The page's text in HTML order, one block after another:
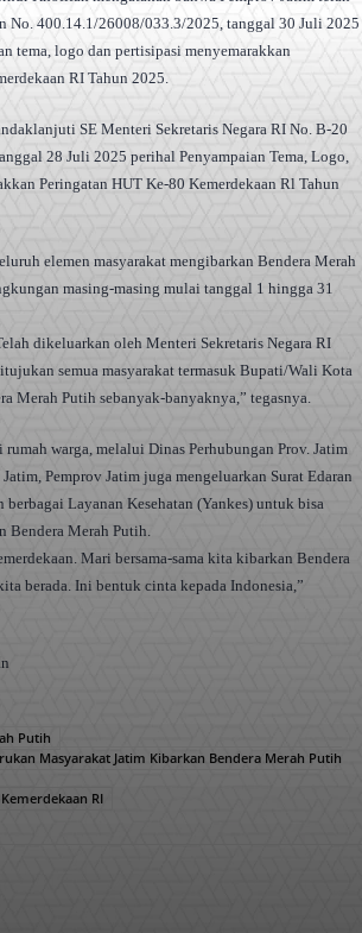
No. 400.14.1/26008/033.3/2025, tanggal 30 Juli 2025
tema, logo dan pertisipasi menyemarakkan
RI Tahun 2025.
SE Menteri Sekretaris Negara RI No. B-20
28 Juli 2025 perihal Penyampaian Tema, Logo,
Peringatan HUT Ke-80 Kemerdekaan Rl Tahun
elemen masyarakat mengibarkan Bendera Merah
masing-masing mulai tanggal 1 hingga 31
dikeluarkan oleh Menteri Sekretaris Negara RI
semua masyarakat termasuk Bupati/Wali Kota
Merah Putih sebanyak-banyaknya,” tegasnya.
warga, melalui Dinas Perhubungan Prov. Jatim
Pemprov Jatim juga mengeluarkan Surat Edaran
berbagai Layanan Kesehatan (Yankes) untuk bisa
Bendera Merah Putih.
Mari bersama-sama kita kibarkan Bendera
berada. Ini bentuk cinta kepada Indonesia,”
Putih
Masyarakat Jatim Kibarkan Bendera Merah Putih
RI